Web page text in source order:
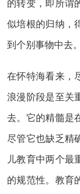
的转变，即所谓
似培根的归纳，
到个别事物中去。
在怀特海看来，
浪漫阶段是至关
去。它的精髓是
尽管它也缺乏精
儿教育中两个最
的规范性。教育